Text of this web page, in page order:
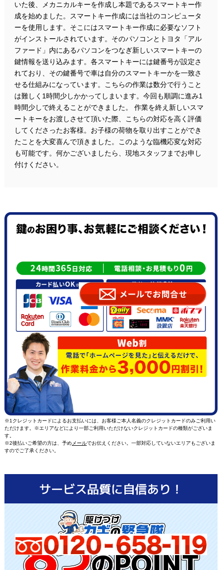
いた後、メカニカルキーを作成し本題であるスマートキー作
成を始めました。スマートキー作成には当社のコンピュータ
ーを使用します。そこにはスマートキー作成に必要なソフト
がインストールされています。そのパソコンとトヨタ「アル
ファード」内にあるパソコンをつなぎ新しいスマートキーの
鍵情報を送り込みます。各スマートキーには鍵番号が設定さ
れており、その鍵番号で車は自分のスマートキーかを一致さ
せる仕組みになっています。こちらの作業は数分で行うこと
は難しく1時間少しかかってしまいます。今回も順調に進み1
時間少しで終えることができました。 作業を終え新しいスマ
ートキーをお渡しさせて頂いた際、こちらの対応を高く評価
してくださったお客様。お子様の荷物を取り出すことができ
たことを大変喜んで頂きました。このような臨機応変な対応
も可能です。何かございましたら、現地スタッフまでお申し
付けください。
※1クレジットカードによるお支払いには、お客様ご本人名義のクレジットカードのみご利用い
ただけます。※エリアなどにより一部ご利用いただけないクレジットカードの種類がございま
す。
※2後払いご希望の方は、予めメールでお伝えください。一部対応していないエリアもございま
すのでご了承ください。